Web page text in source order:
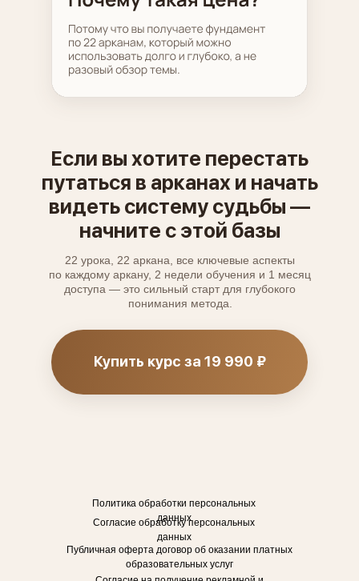
Если вы хотите перестать
путаться в арканах и начать
видеть систему судьбы —
начните с этой базы
22 урока, 22 аркана, все ключевые аспекты
по каждому аркану, 2 недели обучения и 1 месяц
доступа — это сильный старт для глубокого
понимания метода.
Купить курс за 19 990 ₽
Согласие обработку персональных
данных
Публичная оферта договор об оказании платных
образовательных услуг
Политика обработки персональных
данных